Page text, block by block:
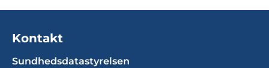
Kontakt
Sundhedsdatastyrelsen